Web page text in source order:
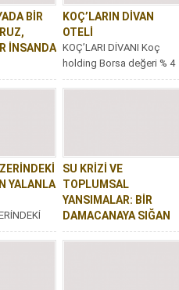
BİR
İNSANDA
BİR
KOÇ’LARIN DİVAN
OTELİ
KOÇ’LARI DİVANI Koç
holding Borsa değeri % 4
düştü. Divan İstanbul oteli
YALANLA
SU KRİZİ VE
TOPLUMSAL
YANSIMALAR: BİR
DAMACANAYA SIĞAN
SİSTEM